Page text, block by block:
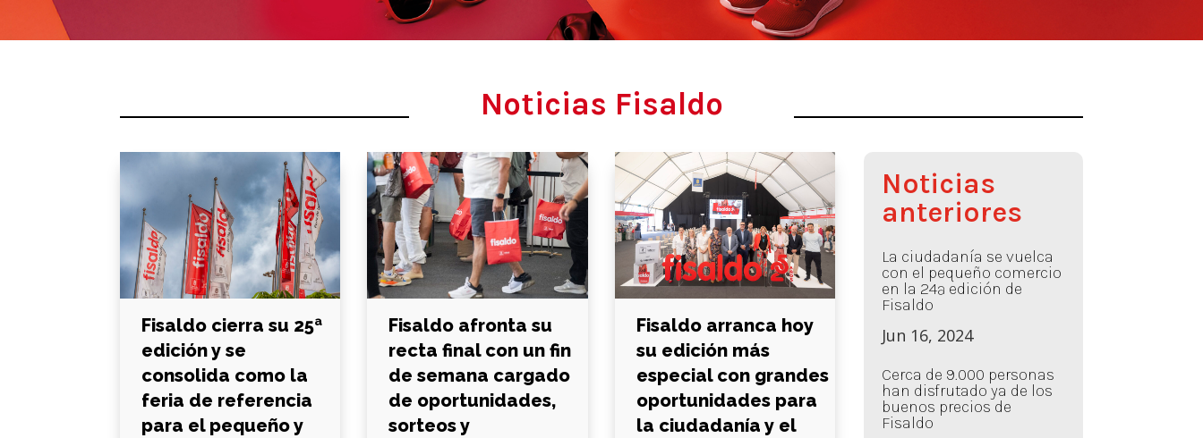
Noticias Fisaldo
Fisaldo cierra su 25ª
edición y se
consolida como la
feria de referencia
para el pequeño y
Fisaldo afronta su
recta final con un fin
de semana cargado
de oportunidades,
sorteos y
Fisaldo arranca hoy
su edición más
especial con grandes
oportunidades para
la ciudadanía y el
Noticias
anteriores
La ciudadanía se vuelca
con el pequeño comercio
en la 24ª edición de
Fisaldo
Jun 16, 2024
Cerca de 9.000 personas
han disfrutado ya de los
buenos precios de
Fisaldo